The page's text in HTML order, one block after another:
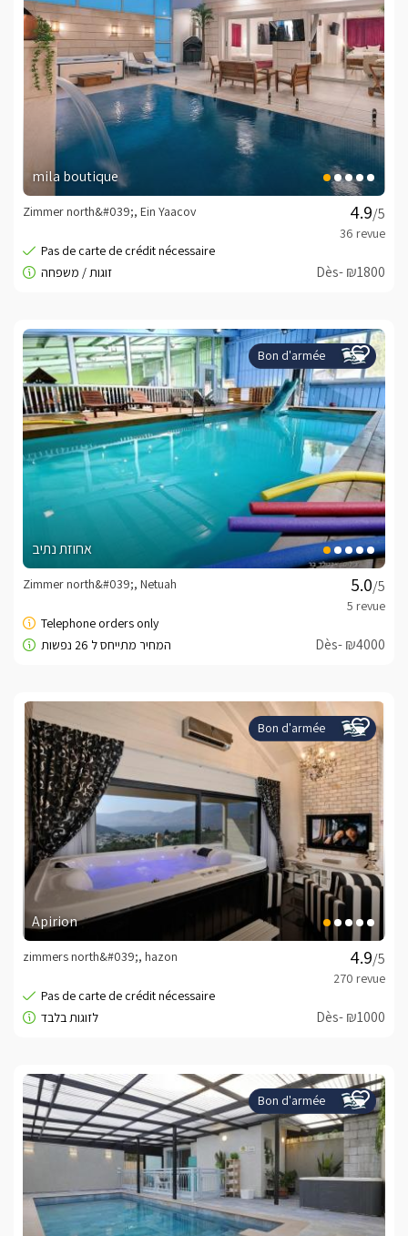
mila boutique
/5
Zimmer north&#039;, Ein Yaacov
Dès- ₪1800
Bon d'armée
אחוזת נתיב
/5
Zimmer north&#039;, Netuah
Dès- ₪4000
Bon d'armée
Apirion
/5
zimmers north&#039;, hazon
Dès- ₪1000
Bon d'armée